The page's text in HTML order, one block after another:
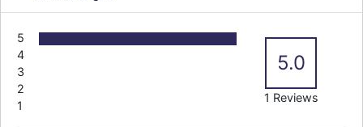
5
4
3
2
1
5.0
1 Reviews